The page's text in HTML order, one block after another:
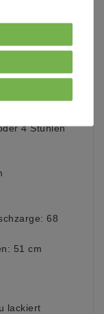
4 Stühlen
68
51 cm
lackiert